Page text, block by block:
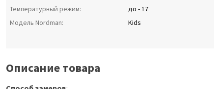
Температурный режим:
до - 17
Модель Nordman:
Kids
Описание товара